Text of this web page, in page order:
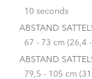
10 seconds
ABSTAND
67 - 73 cm
ABSTAND
79,5 - 105